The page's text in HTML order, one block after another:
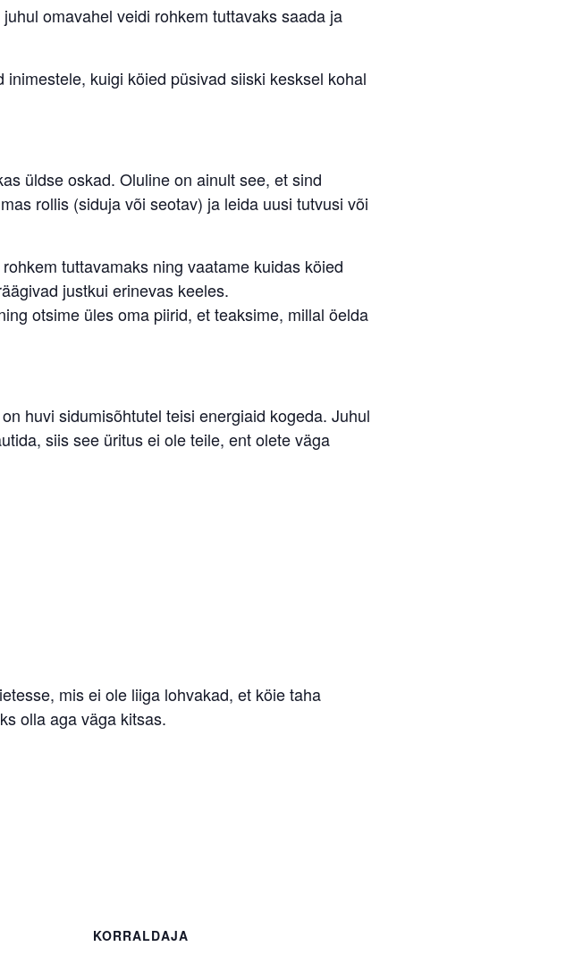
omavahel veidi rohkem tuttavaks saada ja
kuigi köied püsivad siiski kesksel kohal
üldse oskad. Oluline on ainult see, et sind
rollis (siduja või seotav) ja leida uusi tutvusi või
tuttavamaks ning vaatame kuidas köied
justkui erinevas keeles.
otsime üles oma piirid, et teaksime, millal öelda
huvi sidumisõhtutel teisi energiaid kogeda. Juhul
siis see üritus ei ole teile, ent olete väga
mis ei ole liiga lohvakad, et köie taha
olla aga väga kitsas.
KORRALDAJA